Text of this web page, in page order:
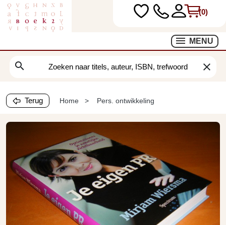
(0)
MENU
search clear
Terug Home Pers. ontwikkeling